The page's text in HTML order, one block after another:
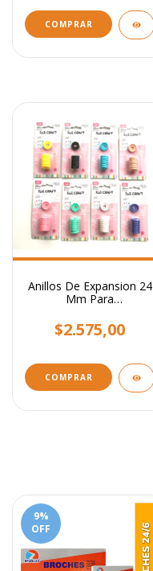
Anillos De Expansion 24
Mm Para
Unidades.
$2.575,00
COMPRAR
9%
OFF